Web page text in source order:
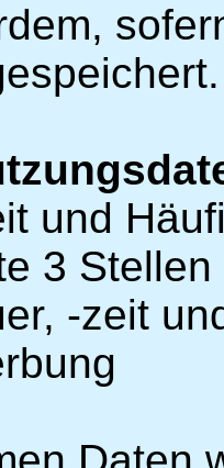
und
3
-zeit